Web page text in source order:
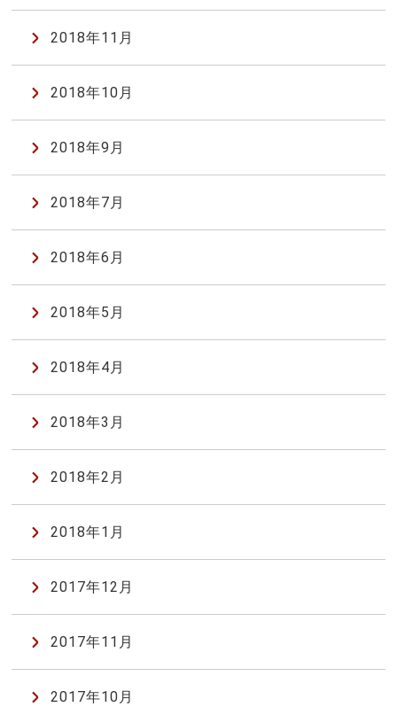
2018年11月
2018年10月
2018年9月
2018年7月
2018年6月
2018年5月
2018年4月
2018年3月
2018年2月
2018年1月
2017年12月
2017年11月
2017年10月